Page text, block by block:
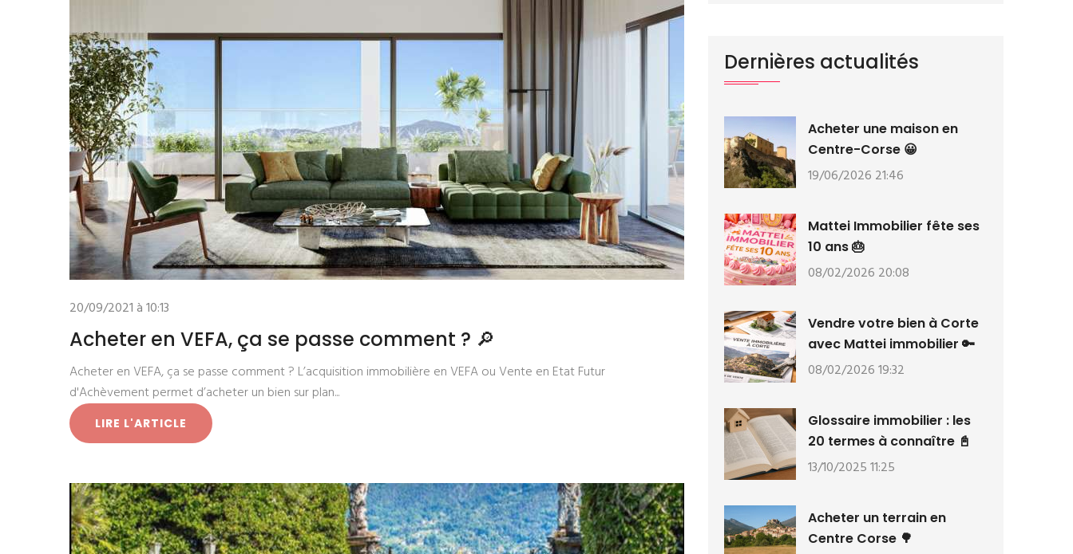
20/09/2021 à 10:13
Acheter en VEFA, ça se passe comment ? 🔎
Acheter en VEFA, ça se passe comment ? L’acquisition immobilière en VEFA ou Vente en Etat Futur
d'Achèvement permet d’acheter un bien sur plan...
LIRE L'ARTICLE
Dernières actualités
Acheter une maison en
Centre-Corse 😀
19/06/2026 21:46
Mattei Immobilier fête ses
10 ans 🎂
08/02/2026 20:08
Vendre votre bien à Corte
avec Mattei immobilier 🔑
08/02/2026 19:32
Glossaire immobilier : les
20 termes à connaître 📓
13/10/2025 11:25
Acheter un terrain en
Centre Corse 🌳